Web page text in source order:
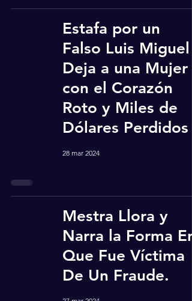
Estafa por un
Falso Luis Miguel
Deja a una Mujer
con el Corazón
Roto y Miles de
Dólares Perdidos
28 mar 2024
Mestra Llora y
Narra la Forma En
Que Fue Víctima
De Un Fraude.